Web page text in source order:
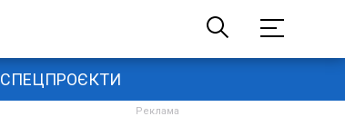
СПЕЦПРОЄКТИ